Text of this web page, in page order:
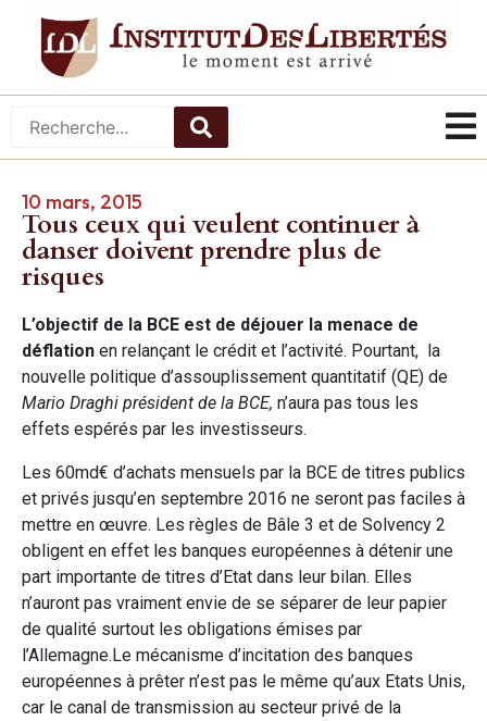
10 mars, 2015
Tous ceux qui veulent continuer à
danser doivent prendre plus de
risques
L’objectif de la BCE est de déjouer la menace de
déflation en relançant le crédit et l’activité. Pourtant, la
nouvelle politique d’assouplissement quantitatif (QE) de
Mario Draghi président de la BCE, n’aura pas tous les
effets espérés par les investisseurs.
Les 60md€ d’achats mensuels par la BCE de titres publics
et privés jusqu’en septembre 2016 ne seront pas faciles à
mettre en œuvre. Les règles de Bâle 3 et de Solvency 2
obligent en effet les banques européennes à détenir une
part importante de titres d’Etat dans leur bilan. Elles
n’auront pas vraiment envie de se séparer de leur papier
de qualité surtout les obligations émises par
l’Allemagne.Le mécanisme d’incitation des banques
européennes à prêter n’est pas le même qu’aux Etats Unis,
car le canal de transmission au secteur privé de la